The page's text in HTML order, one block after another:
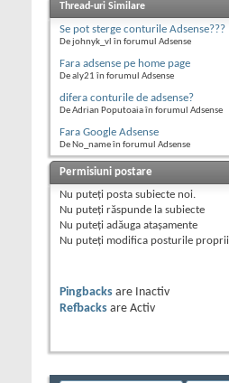
Thread-uri Similare
Se pot sterge conturile Adsense???
De johnyk_vl în forumul Adsense
Fara adsense pe home page
De aly21 în forumul Adsense
difera conturile de adsense?
De Adrian Poputoaia în forumul Adsense
Fara Google Adsense
De No_name în forumul Adsense
Permisiuni postare
Nu puteţi posta subiecte noi.
Nu puteţi răspunde la subiecte
Nu puteţi adăuga ataşamente
Nu puteţi modifica posturile proprii
Pingbacks are
Inactiv
Refbacks are Activ